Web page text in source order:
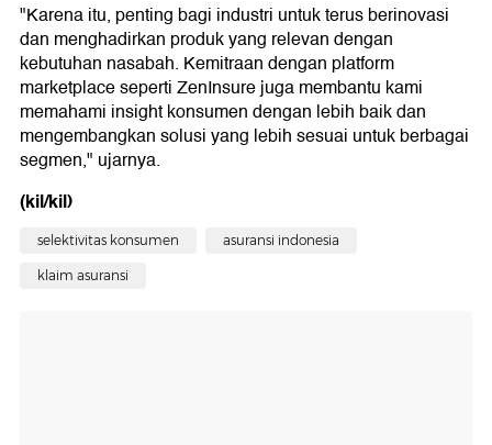
"Karena itu, penting bagi industri untuk terus berinovasi
dan menghadirkan produk yang relevan dengan
kebutuhan nasabah. Kemitraan dengan platform
marketplace seperti ZenInsure juga membantu kami
memahami insight konsumen dengan lebih baik dan
mengembangkan solusi yang lebih sesuai untuk berbagai
segmen," ujarnya.
(kil/kil)
selektivitas konsumen asuransi indonesia
klaim asuransi